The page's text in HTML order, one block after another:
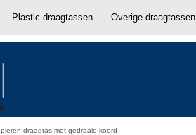
Plastic draagtassen Overige draagtassen
draagtas met gedraaid koord